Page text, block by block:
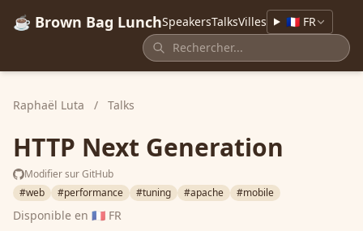
☕ Brown Bag LunchSpeakersTalksVilles 🇫🇷 FR
Raphaël Luta / Talks
HTTP Next Generation
Modifier sur GitHub
#web
#performance #tuning #apache #mobile
Disponible en 🇫🇷 FR